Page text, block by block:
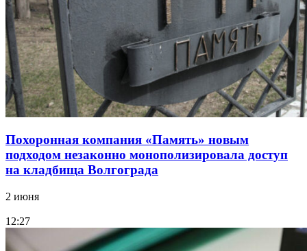
Похоронная компания «Память» новым
подходом незаконно монополизировала доступ
на кладбища Волгограда
2 июня
12:27